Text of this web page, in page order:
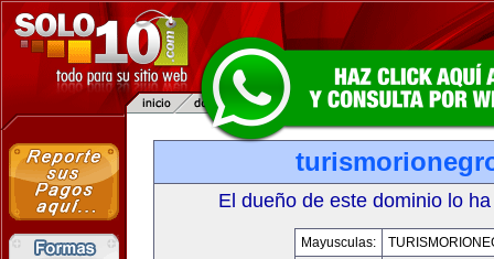
El dueño de este dominio lo
Mayusculas: